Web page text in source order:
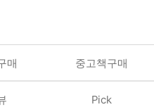
매 중고책구매
Pick